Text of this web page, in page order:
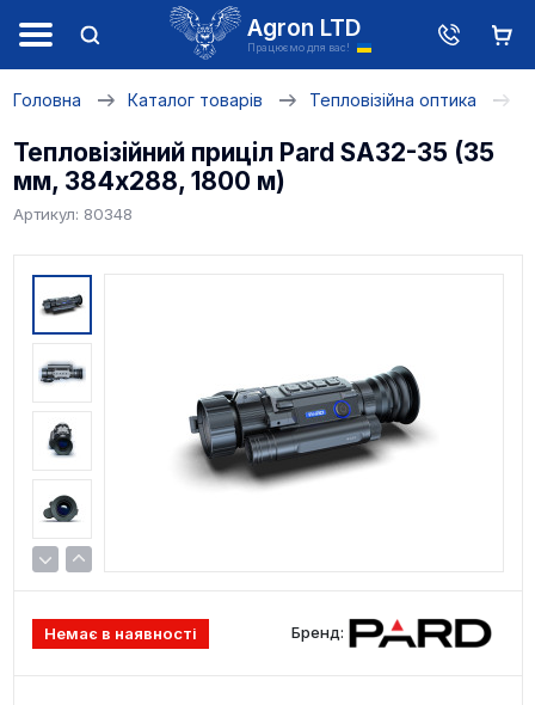
Agron LTD
Працюємо для вас!
Головна Каталог товарів Тепловізійна оптика
Тепловізійний приціл Pard SA32-35 (35
мм, 384х288, 1800 м)
Артикул: 80348
Немає в наявності Бренд: